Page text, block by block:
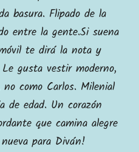
basura. Flipado de la
entre la gente.Si suena
te dirá la nota y
gusta vestir moderno,
como Carlos. Milenial
de edad. Un corazón
que camina alegre
para Diván!